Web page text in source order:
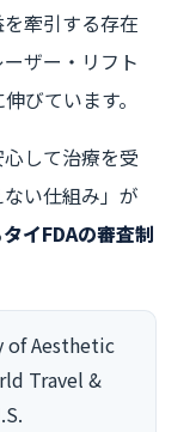
牽引する存在
ザー・リフト
びています。
して治療を受
い仕組み」が
タイFDAの審査制
of Aesthetic
Travel &